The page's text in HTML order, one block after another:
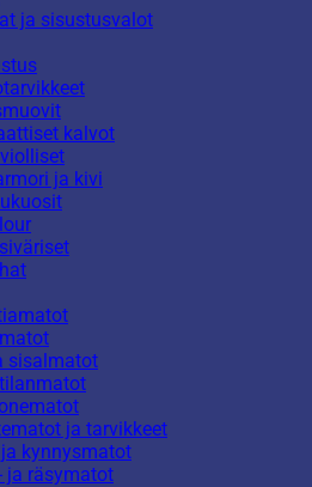
ja sisustusvalot
kalvot
ja kivi
sisalmatot
ja tarvikkeet
ja kynnysmatot
ja räsymatot